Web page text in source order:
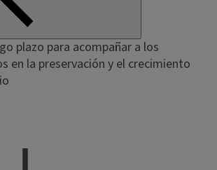
plazo para acompañar a los
en la preservación y el crecimiento